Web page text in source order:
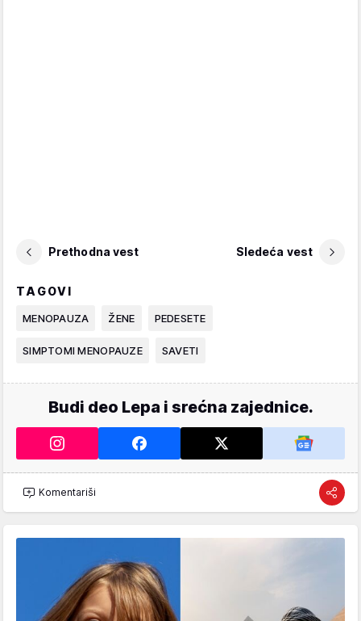
Prethodna vest Sledeća vest
TAGOVI
MENOPAUZA ŽENE PEDESETE
SIMPTOMI MENOPAUZE SAVETI
Budi deo Lepa i srećna zajednice.
Komentariši